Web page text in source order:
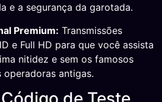
e a segurança da garotada.
Premium: Transmissões
e Full HD para que você assista
nitidez e sem os famosos
antigas.